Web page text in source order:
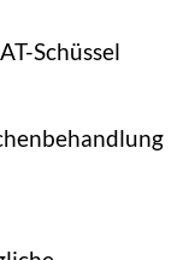
Schüssel